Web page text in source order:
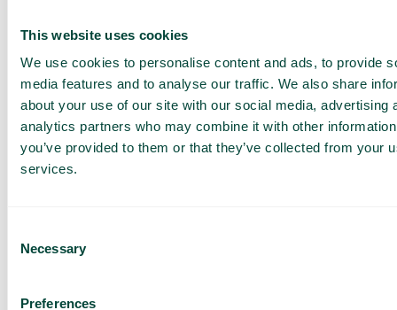
This website uses cookies
We use cookies to personalise content and ads, to provide
media features and to analyse our traffic. We also share
about your use of our site with our social media, advertising
analytics partners who may combine it with other
you’ve provided to them or that they’ve collected from your
services.
Selection
Necessary
Preferences
Full kontroll på hur er AI-